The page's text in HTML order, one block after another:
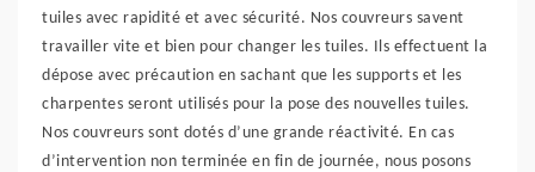
tuiles avec rapidité et avec sécurité. Nos couvreurs savent
travailler vite et bien pour changer les tuiles. Ils effectuent la
dépose avec précaution en sachant que les supports et les
charpentes seront utilisés pour la pose des nouvelles tuiles.
Nos couvreurs sont dotés d’une grande réactivité. En cas
d’intervention non terminée en fin de journée, nous posons